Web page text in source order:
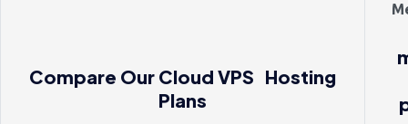
Compare Our Cloud VPS Hosting
Plans